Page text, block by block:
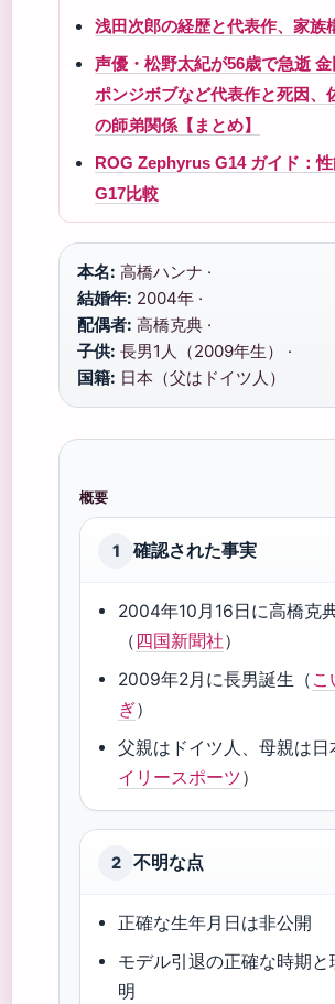
浅田次郎の経歴と代表作、家族
声優・松野太紀が56歳で急逝
ポンジボブなど代表作と死因、
の師弟関係【まとめ】
ROG Zephyrus G14 ガイド：性
G17比較
本名: 高橋ハンナ ·
結婚年: 2004年 ·
配偶者: 高橋克典 ·
子供: 長男1人（2009年生） ·
国籍: 日本（父はドイツ人）
概要
1 確認された事実
2004年10月16日に高橋克
（ 四国新聞社）
2009年2月に長男誕生（ こ
ぎ）
父親はドイツ人、母親は日
イリースポーツ）
2 不明な点
正確な生年月日は非公開
モデル引退の正確な時期と
明